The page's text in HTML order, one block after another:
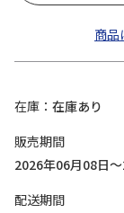
商品
在庫
在庫あり
販売期間
2026年06月08日
配送期間